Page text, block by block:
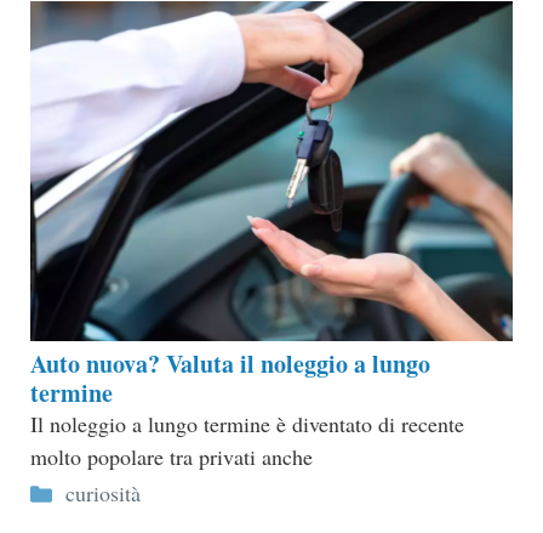
Auto nuova? Valuta il noleggio a lungo
termine
Il noleggio a lungo termine è diventato di recente
molto popolare tra privati anche
Categorie
curiosità